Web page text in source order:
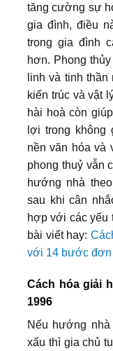
tăng cường sự
gia đình, điều
trong gia đình
hơn. Phong
linh và tinh
kiến trúc và vật
hài hoà còn
lợi trong không
nền văn hóa và
phong thuỷ vẫn
hướng nhà
sau khi cân
hợp với các yếu
bài viết hay:
với 14 bước đơn
Cách hóa giải
1996
Nếu hướng
xấu thì gia chủ